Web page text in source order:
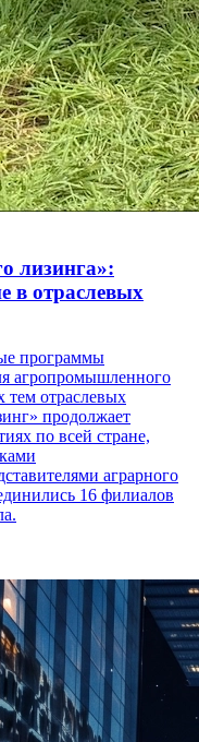
лизинга»:
в отраслевых
программы
агропромышленного
тем отраслевых
продолжает
по всей стране,
аграрного
16 филиалов